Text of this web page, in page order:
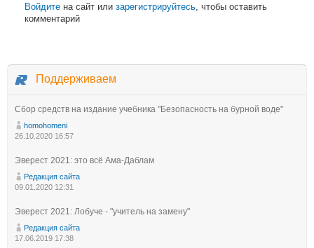
Войдите на сайт или зарегистрируйтесь , чтобы оставить
комментарий
Поддерживаем
Сбор средств на издание учебника "Безопасность на бурной воде"
homohomeni
26.10.2020 16:57
Эверест 2021: это всё Ама-Даблам
Редакция сайта
09.01.2020 12:31
Эверест 2021: Лобуче - "учитель на замену"
Редакция сайта
17.06.2019 17:38